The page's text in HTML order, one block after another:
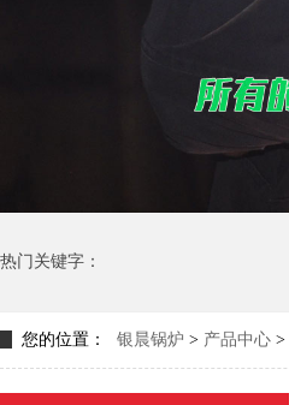
热门关键字：
您的位置： 银晨锅炉 > 产品中心 >